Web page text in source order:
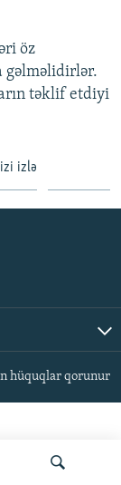
öz
gəlməlidirlər.
təklif etdiyi
izlə
hüquqlar qorunur